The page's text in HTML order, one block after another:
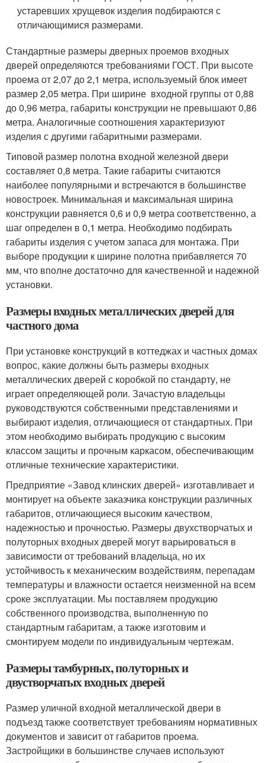
устаревших хрущевок изделия подбираются с
отличающимися размерами.
Стандартные размеры дверных проемов входных
дверей определяются требованиями ГОСТ. При высоте
проема от 2,07 до 2,1 метра, используемый блок имеет
размер 2,05 метра. При ширине входной группы от 0,88
до 0,96 метра, габариты конструкции не превышают 0,86
метра. Аналогичные соотношения характеризуют
изделия с другими габаритными размерами.
Типовой размер полотна входной железной двери
составляет 0,8 метра. Такие габариты считаются
наиболее популярными и встречаются в большинстве
новостроек. Минимальная и максимальная ширина
конструкции равняется 0,6 и 0,9 метра соответственно, а
шаг определен в 0,1 метра. Необходимо подбирать
габариты изделия с учетом запаса для монтажа. При
выборе продукции к ширине полотна прибавляется 70
мм, что вполне достаточно для качественной и надежной
установки.
Размеры входных металлических дверей для
частного дома
При установке конструкций в коттеджах и частных домах
вопрос, какие должны быть размеры входных
металлических дверей с коробкой по стандарту, не
играет определяющей роли. Зачастую владельцы
руководствуются собственными представлениями и
выбирают изделия, отличающиеся от стандартных. При
этом необходимо выбирать продукцию с высоким
классом защиты и прочным каркасом, обеспечивающим
отличные технические характеристики.
Предприятие «Завод клинских дверей» изготавливает и
монтирует на объекте заказчика конструкции различных
габаритов, отличающиеся высоким качеством,
надежностью и прочностью. Размеры двухстворчатых и
полуторных входных дверей могут варьироваться в
зависимости от требований владельца, но их
устойчивость к механическим воздействиям, перепадам
температуры и влажности остается неизменной на всем
сроке эксплуатации. Мы поставляем продукцию
собственного производства, выполненную по
стандартным габаритам, а также изготовим и
смонтируем модели по индивидуальным чертежам.
Размеры тамбурных, полуторных и
двустворчатых входных дверей
Размер уличной входной металлической двери в
подъезд также соответствует требованиям нормативных
документов и зависит от габаритов проема.
Застройщики в большинстве случаев используют